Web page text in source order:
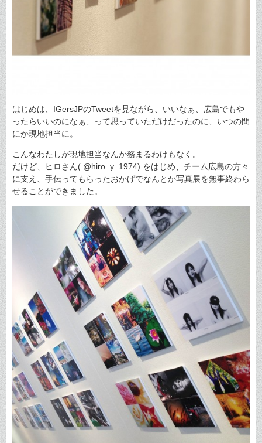
はじめは、IGersJPのTweetを見ながら、いいなぁ、広島でもや
ったらいいのになぁ、って思っていただけだったのに、いつの間
にか現地担当に。
こんなわたしが現地担当なんか務まるわけもなく。
だけど、ヒロさん( @hiro_y_1974) をはじめ、チーム広島の方々
に支え、手伝ってもらったおかげでなんとか写真展を無事終わら
せることができました。